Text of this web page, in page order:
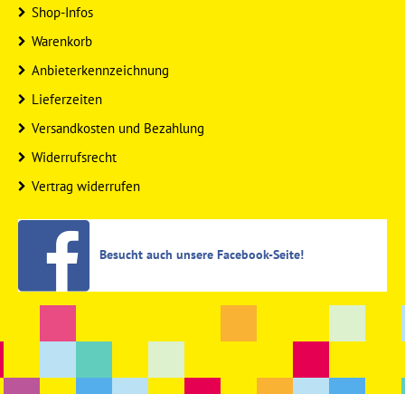
Shop-Infos
Warenkorb
Anbieterkennzeichnung
Lieferzeiten
Versandkosten und Bezahlung
Widerrufsrecht
Vertrag widerrufen
Besucht auch unsere Facebook-Seite!